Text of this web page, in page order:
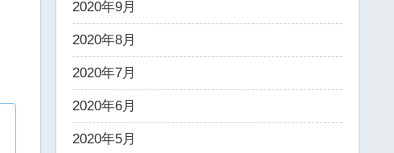
2020年9月
2020年8月
2020年7月
2020年6月
2020年5月